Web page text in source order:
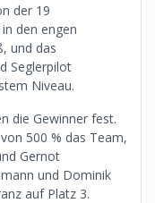
der 19
den engen
und das
Seglerpilot
Niveau.
die Gewinner fest.
500 % das Team,
Gernot
und Dominik
auf Platz 3.